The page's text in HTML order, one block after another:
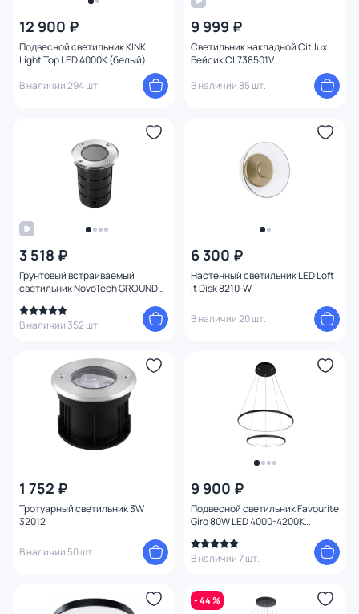
12 900 ₽
Подвесной светильник KINK
Light Тор LED 4000К (белый)
В наличии 294 шт.
9 999 ₽
Светильник накладной Citilux
Бейсик CL738501V
В наличии 85 шт.
3 518 ₽
Грунтовый встраиваемый
светильник NovoTech GROUND
В наличии 352 шт.
6 300 ₽
Настенный светильник LED Loft
It Disk 8210-W
В наличии 20 шт.
1 752 ₽
Тротуарный светильник 3W
32012
В наличии 50 шт.
9 900 ₽
Подвесной светильник Favourite
Giro 80W LED 4000-4200К
10P
В наличии 7 шт.
- 44 %